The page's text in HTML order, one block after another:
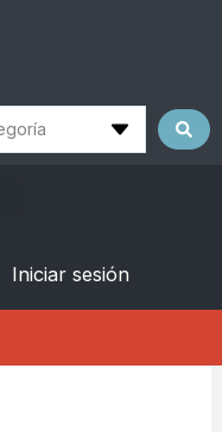
Iniciar sesión